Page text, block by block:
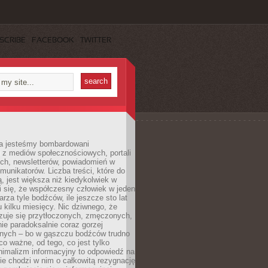
FACEBOOK TWITTER
jesteśmy bombardowani
mediów społecznościowych, portali
newsletterów, powiadomień w
Liczba treści, które do
jest większa niż kiedykolwiek w
się, że współczesny człowiek w jeden
tyle bodźców, ile jeszcze sto lat
kilku miesięcy. Nic dziwnego, że
się przytłoczonych, zmęczonych,
paradoksalnie coraz gorzej
– bo w gąszczu bodźców trudno
ważne, od tego, co jest tylko
informacyjny to odpowiedź na
chodzi w nim o całkowitą rezygnację